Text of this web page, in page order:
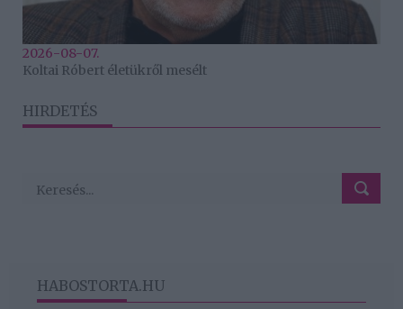
2026-08-07.
Koltai Róbert életükről mesélt
HIRDETÉS
HABOSTORTA.HU